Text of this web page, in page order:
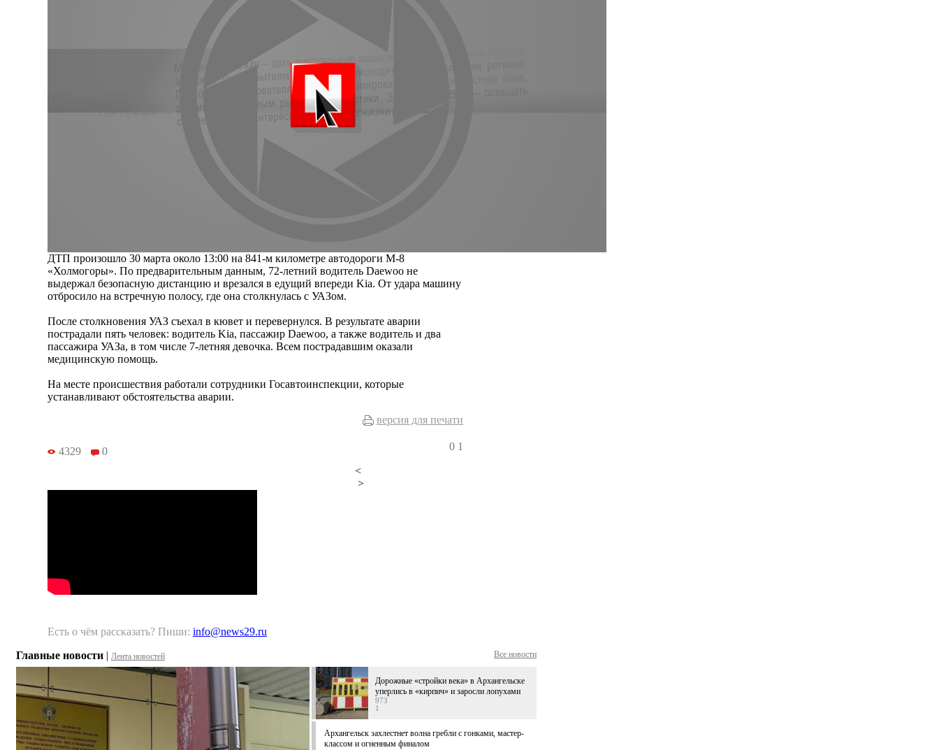
ДТП произошло 30 марта около 13:00 на 841-м километре автодороги М-8
«Холмогоры». По предварительным данным, 72-летний водитель Daewoo не
выдержал безопасную дистанцию и врезался в едущий впереди Kia. От удара машину
отбросило на встречную полосу, где она столкнулась с УАЗом.
После столкновения УАЗ съехал в кювет и перевернулся. В результате аварии
пострадали пять человек: водитель Kia, пассажир Daewoo, а также водитель и два
пассажира УАЗа, в том числе 7-летняя девочка. Всем пострадавшим оказали
медицинскую помощь.
На месте происшествия работали сотрудники Госавтоинспекции, которые
устанавливают обстоятельства аварии.
версия для печати
4329 0 0 1
<
>
Есть о чём рассказать? Пиши: info@news29.ru
Главные новости | Лента новостей Все новости
Дорожные «стройки века» в Архангельске
уперлись в «кирпич» и заросли лопухами
973
1
Архангельск захлестнет волна гребли с гонками, мастер-
классом и огненным финалом